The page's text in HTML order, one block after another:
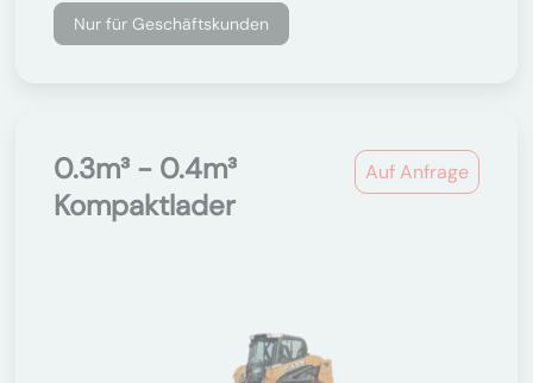
Nur für Geschäftskunden
Auf Anfrage
0.3m³ - 0.4m³
Kompaktlader